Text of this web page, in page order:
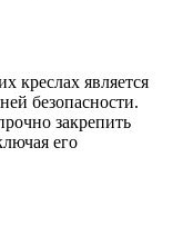
креслах является
безопасности.
закрепить
его